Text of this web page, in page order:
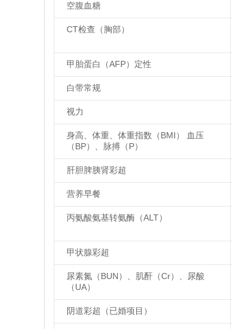
空腹血糖
CT检查（胸部）
甲胎蛋白（AFP）定性
白带常规
视力
身高、体重、体重指数（BMI） 血压
（BP）、脉搏（P）
肝胆脾胰肾彩超
营养早餐
丙氨酸氨基转氨酶（ALT）
甲状腺彩超
尿素氮（BUN）、肌酐（Cr）、尿酸
（UA）
阴道彩超（已婚项目）